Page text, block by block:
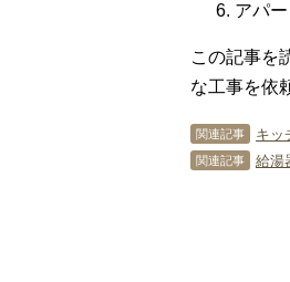
アパ
この記事を
な工事を依
関連記事 キッ
関連記事 給湯